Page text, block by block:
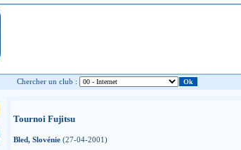
Chercher un club :
Tournoi Fujitsu
Bled, Slovénie (27-04-2001)